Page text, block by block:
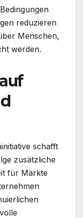
reduzieren
Menschen,
werden.
schafft
zusätzliche
für Märkte